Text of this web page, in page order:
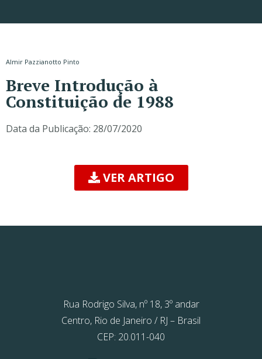
Almir Pazzianotto Pinto
Breve Introdução à
Constituição de 1988
Data da Publicação: 28/07/2020
VER ARTIGO
Rua Rodrigo Silva, nº 18, 3º andar
Centro, Rio de Janeiro / RJ – Brasil
CEP: 20.011-040